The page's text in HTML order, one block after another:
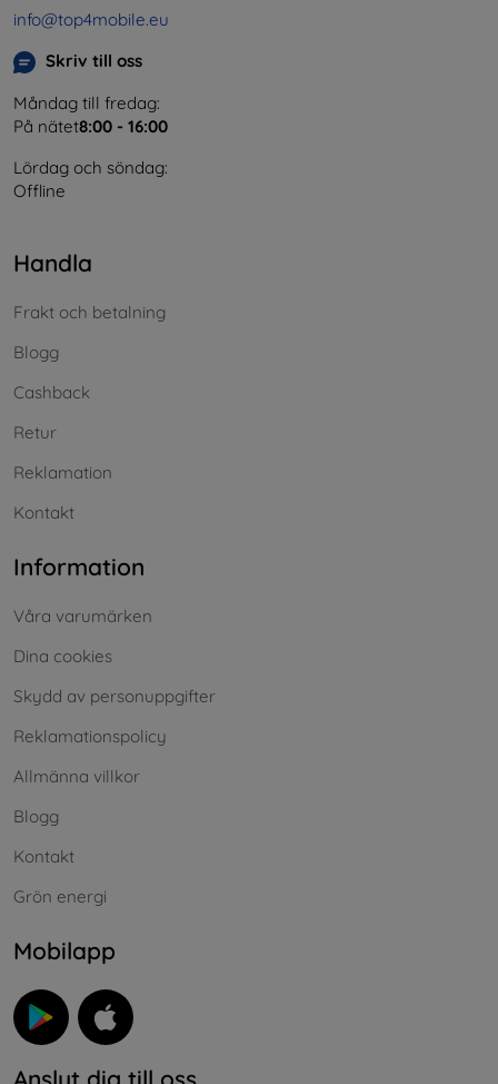
info@top4mobile.eu
Skriv till oss
Måndag till fredag:
På nätet8:00 - 16:00
Lördag och söndag:
Offline
Handla
Frakt och betalning
Blogg
Cashback
Retur
Reklamation
Kontakt
Information
Våra varumärken
Dina cookies
Skydd av personuppgifter
Reklamationspolicy
Allmänna villkor
Blogg
Kontakt
Grön energi
Mobilapp
Anslut dig till oss